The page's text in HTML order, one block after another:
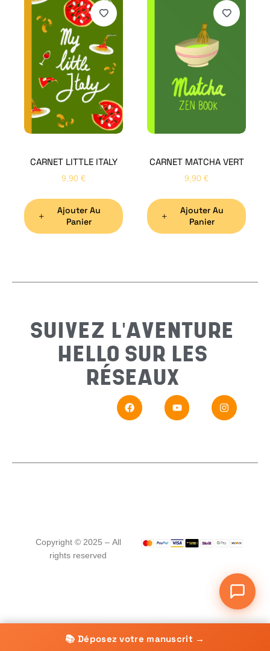
CARNET LITTLE ITALY
9,90 €
Ajouter Au
Panier
CARNET MATCHA VERT
9,90 €
Ajouter Au
Panier
SUIVEZ L'AVENTURE
HELLO SUR LES
RÉSEAUX
Copyright © 2025 – All
rights reserved
📚 Déposez votre manuscrit →